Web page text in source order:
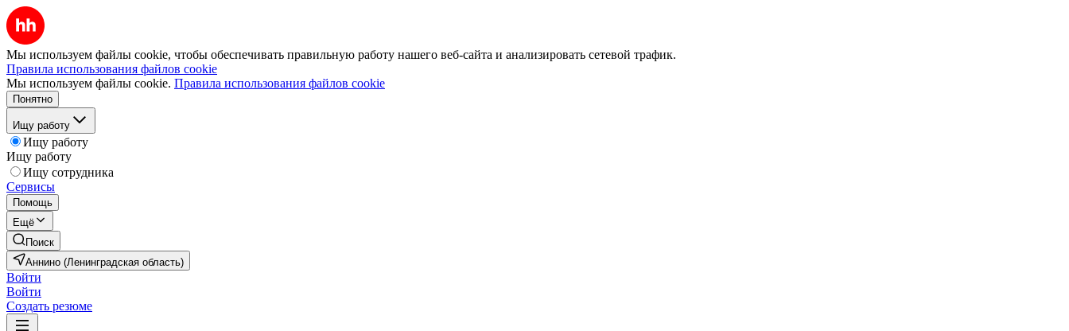
Мы используем файлы cookie, чтобы обеспечивать правильную работу нашего веб-сайта и анализировать сетевой трафик.
Правила использования файлов cookie
Мы используем файлы cookie. Правила использования файлов cookie
Понятно
Ищу работу
Ищу работу
Ищу работу
Ищу сотрудника
Сервисы
Помощь
Ещё
Поиск
Аннино (Ленинградская область)
Войти
Войти
Создать резюме